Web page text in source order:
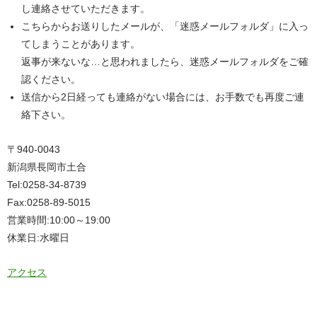
し連絡させていただきます。
こちらからお送りしたメールが、「迷惑メールフォルダ」に入っ
てしまうことがあります。
返事が来ないな…と思われましたら、迷惑メールフォルダをご確
認ください。
送信から2日経っても連絡がない場合には、お手数でも再度ご連
絡下さい。
〒940-0043
新潟県長岡市土合
Tel:0258-34-8739
Fax:0258-89-5015
営業時間:10:00～19:00
休業日:水曜日
アクセス